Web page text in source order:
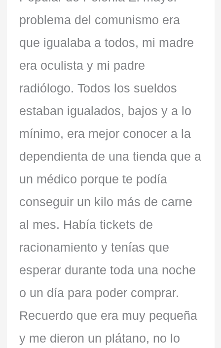
problema del comunismo era
que igualaba a todos, mi madre
era oculista y mi padre
radiólogo. Todos los sueldos
estaban igualados, bajos y a lo
mínimo, era mejor conocer a la
dependienta de una tienda que a
un médico porque te podía
conseguir un kilo más de carne
al mes. Había tickets de
racionamiento y tenías que
esperar durante toda una noche
o un día para poder comprar.
Recuerdo que era muy pequeña
y me dieron un plátano, no lo